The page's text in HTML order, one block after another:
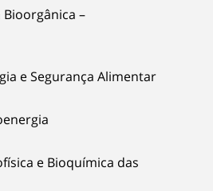
–
e Segurança Alimentar
e Bioquímica das